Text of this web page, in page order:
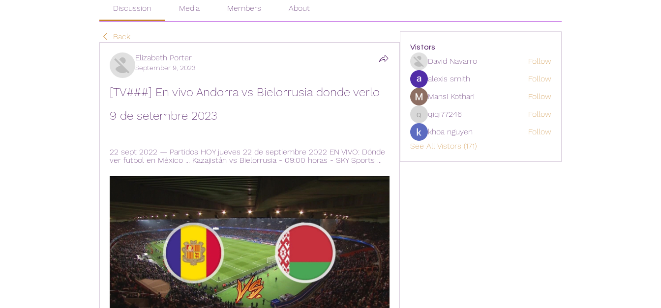
Discussion Media Members About
Back
Elizabeth Porter
September 9, 2023
[TV###] En vivo Andorra vs Bielorrusia donde verlo
9 de setembre 2023
22 sept 2022 — Partidos HOY jueves 22 de septiembre 2022 EN VIVO: Dónde
ver futbol en México ... Kazajistán vs Bielorrusia - 09:00 horas - SKY Sports ...
Vistors
David Navarro
Follow
alexis smith
Follow
Mansi Kothari
Follow
qiqi77246
qiqi77246
Follow
khoa nguyen
Follow
See All Vistors (171)